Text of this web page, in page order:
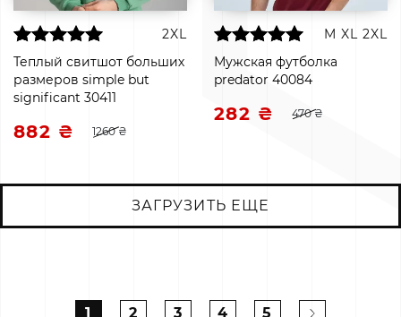
2XL
Теплый свитшот больших
размеров simple but
significant 30411
882 ₴ 1260 ₴
M XL 2XL
Мужская футболка
predator 40084
282 ₴ 470 ₴
ЗАГРУЗИТЬ ЕЩЕ
1 2 3 4 5